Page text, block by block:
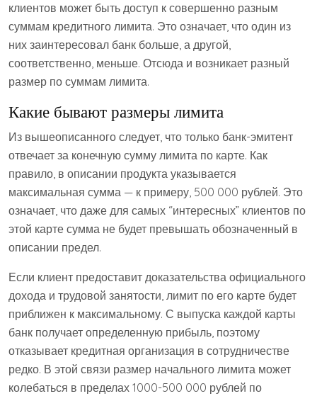
клиентов может быть доступ к совершенно разным
суммам кредитного лимита. Это означает, что один из
них заинтересовал банк больше, а другой,
соответственно, меньше. Отсюда и возникает разный
размер по суммам лимита.
Какие бывают размеры лимита
Из вышеописанного следует, что только банк-эмитент
отвечает за конечную сумму лимита по карте. Как
правило, в описании продукта указывается
максимальная сумма — к примеру, 500 000 рублей. Это
означает, что даже для самых “интересных” клиентов по
этой карте сумма не будет превышать обозначенный в
описании предел.
Если клиент предоставит доказательства официального
дохода и трудовой занятости, лимит по его карте будет
приближен к максимальному. С выпуска каждой карты
банк получает определенную прибыль, поэтому
отказывает кредитная организация в сотрудничестве
редко. В этой связи размер начального лимита может
колебаться в пределах 1000-500 000 рублей по